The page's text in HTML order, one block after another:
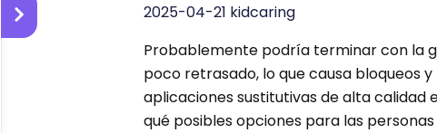
2025-04-21 kidcaring
Probablemente podría terminar con la
poco retrasado, lo que causa bloqueos
aplicaciones sustitutivas de alta calidad
qué posibles opciones para las